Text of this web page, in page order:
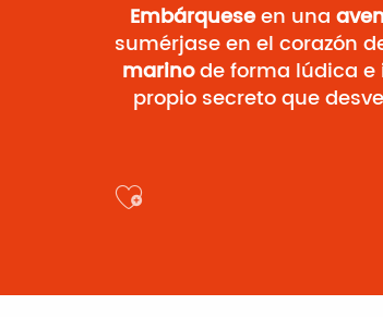
Embárqueseen una
sumérjase en el corazón
marinode forma lúdica e
propio secreto que
Ajouter aux